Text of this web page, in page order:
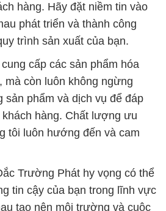
hàng. Hãy đặt niềm tin vào
phát triển và thành công
trình sản xuất của bạn.
cấp các sản phẩm hóa
mà còn luôn không ngừng
sản phẩm và dịch vụ để đáp
hàng. Chất lượng ưu
tôi luôn hướng đến và cam
Trường Phát hy vọng có thể
tin cậy của bạn trong lĩnh vực
tạo nên môi trường và cuộc